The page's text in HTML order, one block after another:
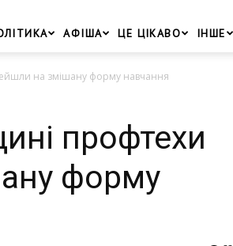
АФІША ЦЕ ЦІКАВО ІНШЕ
на змішану форму навчання
профтехи
форму